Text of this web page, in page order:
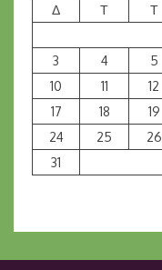
Δ
Τ Τ
3
4 5
10
11 12
17
18 19
24
25 26
31